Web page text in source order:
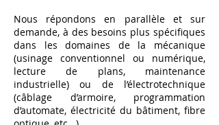
Nous répondons en parallèle et sur
demande, à des besoins plus spécifiques
dans les domaines de la mécanique
(usinage conventionnel ou numérique,
lecture de plans, maintenance
industrielle) ou de l’électrotechnique
(câblage d’armoire, programmation
d’automate, électricité du bâtiment, fibre